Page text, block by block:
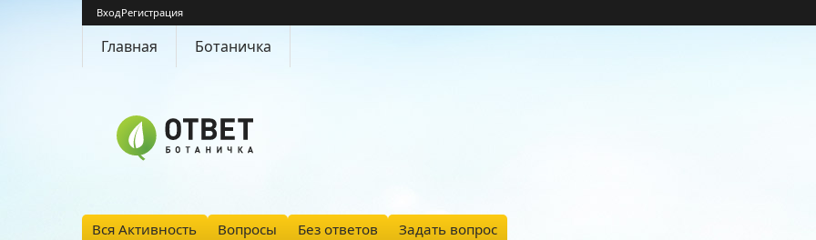
ВходРегистрация
Главная Ботаничка
Вся Активность Вопросы Без ответов Задать вопрос